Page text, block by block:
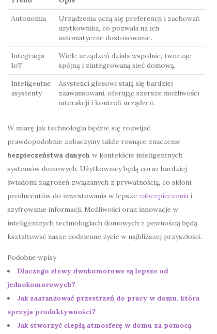
Autonomia
Urządzenia uczą się preferencji i zachowań
użytkownika, co pozwala na ich
automatyczne dostosowanie.
Integracja
IoT
Wiele urządzeń działa wspólnie, tworząc
spójną i zintegrowaną sieć domową.
Inteligentne
asystenty
Asystenci głosowi stają się bardziej
zaawansowani, oferując szersze możliwości
interakcji i kontroli urządzeń.
W miarę jak technologia będzie się rozwijać,
prawdopodobnie zobaczymy także rosnące znaczenie
bezpieczeństwa danych w kontekście inteligentnych
systemów domowych. Użytkownicy będą coraz bardziej
świadomi zagrożeń związanych z prywatnością, co skłoni
producentów do inwestowania w lepsze zabezpieczenia i
szyfrowanie informacji. Możliwości oraz innowacje w
inteligentnych technologiach domowych z pewnością będą
kształtować nasze codzienne życie w najbliższej przyszłości.
Podobne wpisy
Dlaczego zlewy dwukomorowe są lepsze od
jednokomorowych?
Jak zaaranżować przestrzeń do pracy w domu, która
sprzyja produktywności?
Jak stworzyć ciepłą atmosferę w domu za pomocą